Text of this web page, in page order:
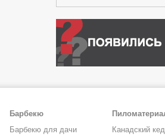
Барбекю
Барбекю для дачи
Канадский